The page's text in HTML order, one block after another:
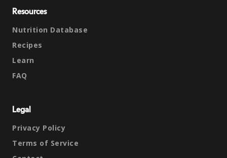
Resources
Nutrition Database
Recipes
Learn
FAQ
Legal
Privacy Policy
Terms of Service